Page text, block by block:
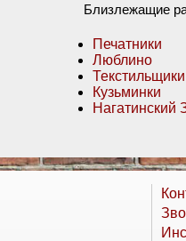
Близлежащие
Печатники
Люблино
Текстильщики
Кузьминки
Нагатинский